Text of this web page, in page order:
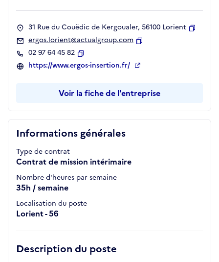
Informations générales
Type de contrat
Contrat de mission intérimaire
Nombre d'heures par semaine
35h / semaine
Localisation du poste
Lorient - 56
Description du poste
31 Rue du Couëdic de Kergoualer, 56100 Lorient
ergos.lorient@actualgroup.com
02 97 64 45 82
Copier
https://www.ergos-insertion.fr/
Voir la fiche de l'entreprise